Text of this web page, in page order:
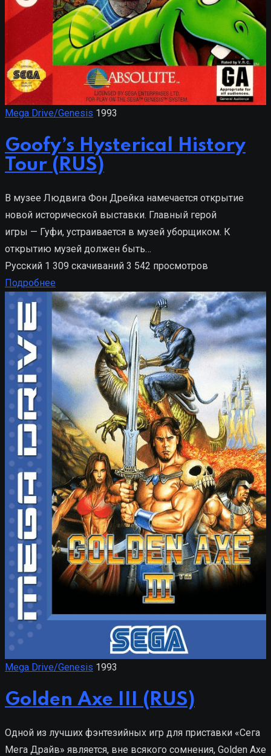
Mega Drive/Genesis 1993
Goofy’s Hysterical History
Tour (RUS)
В музее Людвига Фон Дрейка намечается открытие
новой исторической выставки. Главный герой
игры — Гуфи, устраивается в музей уборщиком. К
открытию музей должен быть…
Русский 1 309 скачиваний 3 542 просмотров
Подробнее
Mega Drive/Genesis 1993
Golden Axe III (RUS)
Одной из лучших фэнтезийных игр для приставки «Сега
Мега Драйв» является, вне всякого сомнения, Golden Axe